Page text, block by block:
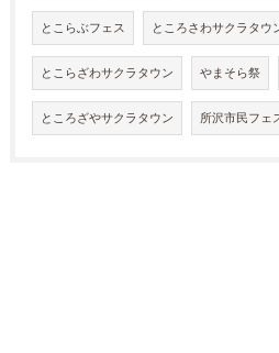
とこらぶフェス ところさわサクラタウ
とこらざわサクラタウン やまそら祭
ところざやサクラタウン 所沢市民フェ